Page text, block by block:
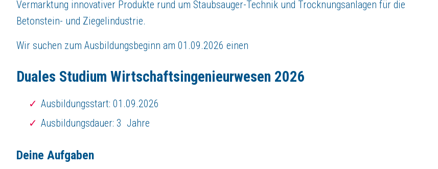
Um mehr zu erfahren öffnen sie den Link:(Strg+linke Maustaste)Bundesagentur für Arbeit.
Du solltest Motivation, Lernbereitschaft, Teamfähigkeit und ein gutes technisches Verständnis mitbringen.
Du hast Interesse und möchtest ein Teil von Robert Thomas werden?
Bei weiteren Fragen steht dir Frau Melanie Porcello gerne zur Verfügung.
Wir sind ein traditionsreicher Ausbildungsbetrieb und bieten unseren Azubis eine umfangreiche sowie kompetente Ausbildung
Intensive Betreuung durch geschultes Aus-bildungspersonal u.a. mit 3 Hauptausbildern in den betriebseigenen Ausbildungswerkstätten bei
Vermarktung innovativer Produkte rund um Staubsauger-Technik und Trocknungsanlagen für die
Betonstein- und Ziegelindustrie.
Wir suchen zum Ausbildungsbeginn am 01.09.2026 einen
Duales Studium Wirtschaftsingenieurwesen 2026
Ausbildungsstart: 01.09.2026
Ausbildungsdauer: 3 Jahre
Deine Aufgaben